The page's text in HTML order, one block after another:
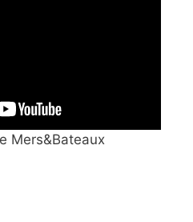
Mers&Bateaux